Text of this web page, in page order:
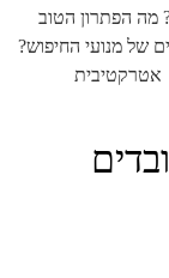
הפתרון הטוב
של מנועי החיפוש?